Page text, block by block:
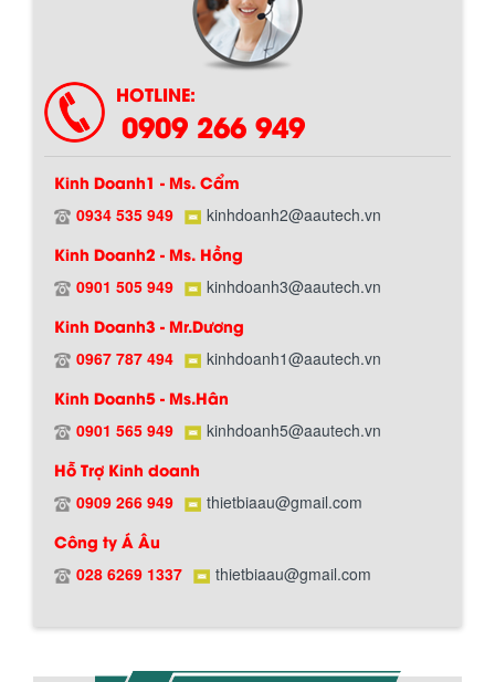
HOTLINE:
0909 266 949
Kinh Doanh1 - Ms. Cẩm
0934 535 949 kinhdoanh2@aautech.vn
Kinh Doanh2 - Ms. Hồng
0901 505 949 kinhdoanh3@aautech.vn
Kinh Doanh3 - Mr.Dương
0967 787 494 kinhdoanh1@aautech.vn
Kinh Doanh5 - Ms.Hân
0901 565 949 kinhdoanh5@aautech.vn
Hỗ Trợ Kinh doanh
0909 266 949 thietbiaau@gmail.com
Công ty Á Âu
028 6269 1337 thietbiaau@gmail.com
Chính sách giao hàng
Bồn chứa giải nhiệt sơn, mực in có cấu
tạo gồm 2 lớp inox và được dùng để
làm giảm nhiệt độ của nguyên...
xoay đảo thuận nghịch. Vật liệu...